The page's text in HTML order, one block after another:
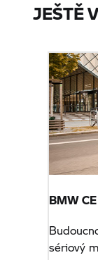
JEŠTĚ
BMW
sériový